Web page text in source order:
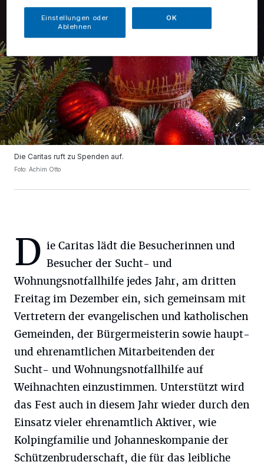
Die Caritas ruft zu Spenden auf.
Foto: Achim Otto
D ie Caritas lädt die Besucherinnen und
Besucher der Sucht- und
Wohnungsnotfallhilfe jedes Jahr, am dritten
Freitag im Dezember ein, sich gemeinsam mit
Vertretern der evangelischen und katholischen
Gemeinden, der Bürgermeisterin sowie haupt-
und ehrenamtlichen Mitarbeitenden der
Sucht- und Wohnungsnotfallhilfe auf
Weihnachten einzustimmen. Unterstützt wird
das Fest auch in diesem Jahr wieder durch den
Einsatz vieler ehrenamtlich Aktiver, wie
Kolpingfamilie und Johanneskompanie der
Schützenbruderschaft, die für das leibliche
Einstellungen oder
Ablehnen
OK